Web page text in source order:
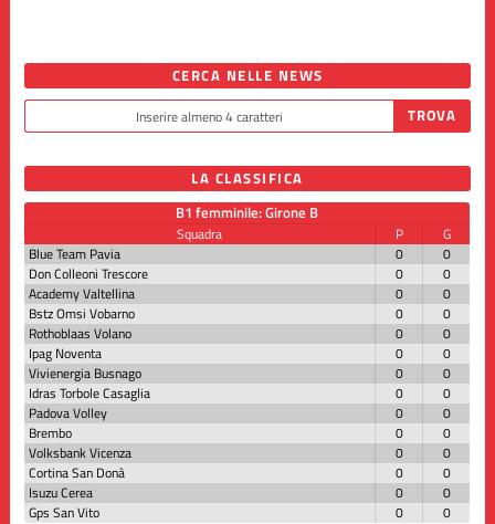
CERCA NELLE NEWS
LA CLASSIFICA
B1 femminile: Girone B
Squadra P
G
Blue Team Pavia
0
0
Don Colleoni Trescore
0
0
Academy Valtellina
0
0
Bstz Omsi Vobarno
0
0
Rothoblaas Volano
0
0
Ipag Noventa
0
0
Vivienergia Busnago
0
0
Idras Torbole Casaglia
0
0
Padova Volley
0
0
Brembo
0
0
Volksbank Vicenza
0
0
Cortina San Donà
0
0
Isuzu Cerea
0
0
Gps San Vito
0 0